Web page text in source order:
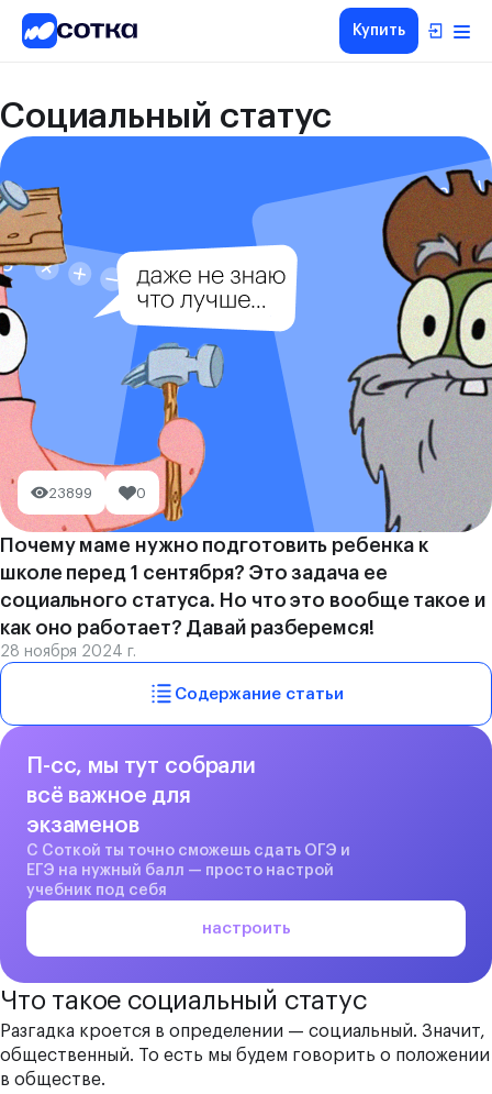
Купить
Социальный статус
23899 0
Почему маме нужно подготовить ребенка к
школе перед 1 сентября? Это задача ее
социального статуса. Но что это вообще такое и
как оно работает? Давай разберемся!
28 ноября 2024 г.
Содержание статьи
П-сс, мы тут собрали
всё важное для
экзаменов
С Соткой ты точно сможешь сдать ОГЭ и
ЕГЭ на нужный балл — просто настрой
учебник под себя
настроить
Что такое социальный статус
Разгадка кроется в определении — социальный. Значит,
общественный. То есть мы будем говорить о положении
в обществе.